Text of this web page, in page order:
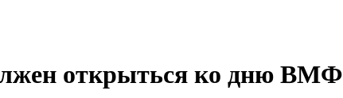
открыться ко дню ВМФ